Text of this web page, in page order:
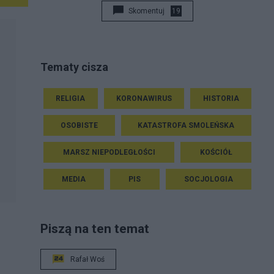
Skomentuj 19
Tematy cisza
RELIGIA KORONAWIRUS HISTORIA
OSOBISTE KATASTROFA SMOLEŃSKA
MARSZ NIEPODLEGŁOŚCI KOŚCIÓŁ
MEDIA PIS SOCJOLOGIA
Piszą na ten temat
Rafał Woś